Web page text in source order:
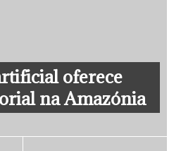
oferece
na Amazónia